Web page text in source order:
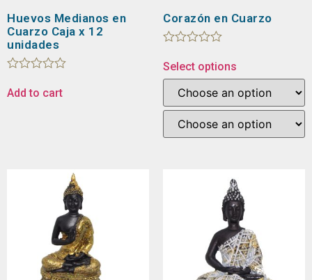
Huevos Medianos en
Cuarzo Caja x 12
unidades
0
Add to cart
Corazón en Cuarzo
0
Select options